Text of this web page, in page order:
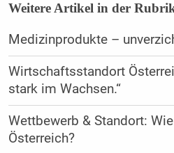
Weitere Artikel in der
Medizinprodukte –
Wirtschaftsstandort
stark im Wachsen.“
Wettbewerb & Standort:
Österreich?